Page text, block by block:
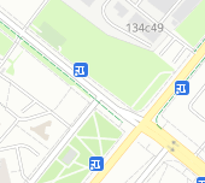
IT-компания в Москве